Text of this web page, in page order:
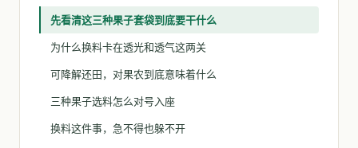
先看清这三种果子套袋到底要干什么
为什么换料卡在透光和透气这两关
可降解还田，对果农到底意味着什么
三种果子选料怎么对号入座
换料这件事，急不得也躲不开